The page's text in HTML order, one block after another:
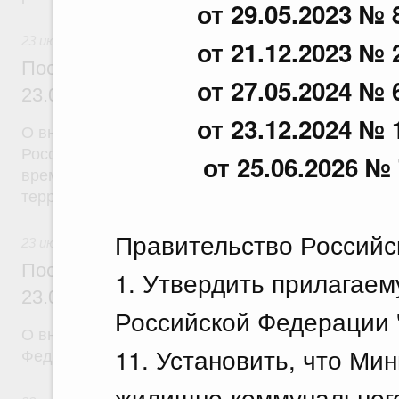
от 29.05.2023 №
от 21.12.2023 №
от 27.05.2024 №
от 23.12.2024 №
от 25.06.2026
Правительство
1. Утвердить
Российской
11. Установить, что
Постановление Правительства
23.07.2026 г. № 926
О внесении на ратификацию Соглашения между
временной трудовой деятельности граждан
Постановление Правительства
23.07.2026 г. № 928
О внесении изменений в постановление
Федерации от 20 июля 2011 г. № 590